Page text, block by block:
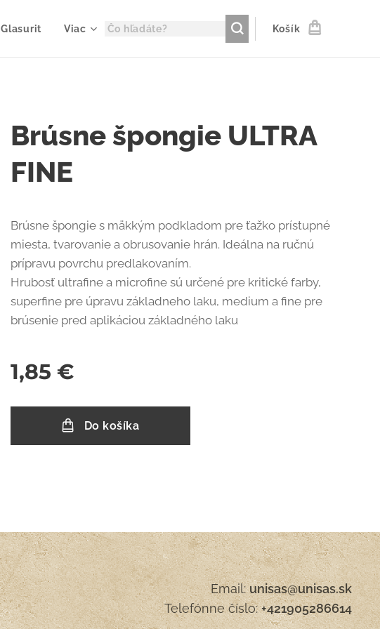
Glasurit Viac Košík
Brúsne špongie ULTRA
FINE
Brúsne špongie s mäkkým podkladom pre ťažko prístupné
miesta, tvarovanie a obrusovanie hrán. Ideálna na ručnú
prípravu povrchu predlakovaním.
Hrubosť ultrafine a microfine sú určené pre kritické farby,
superfine pre úpravu základneho laku, medium a fine pre
brúsenie pred aplikáciou základného laku
1,85 €
Do košíka
Email:unisas@unisas.sk
Telefónne číslo:+421905286614